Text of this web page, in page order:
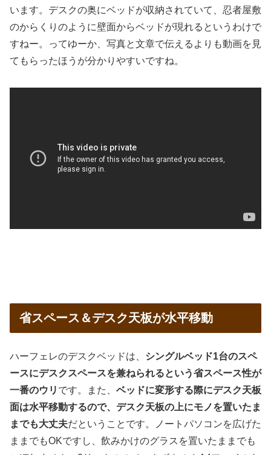
います。デスクの奥にベッドが収納されていて、忍者屋敷
のからくりのように壁面からベッドが現れるというわけで
すねー。ってゆーか、写真と文章で伝えるよりも動画を見
てもらったほうが分かりやすいですね。
省スペース＆デスク天板が水平移動
ハーフェレのデスクベッドは、 シングルベッド1台のスペ
ースにデスクスペースを兼ねられるという省スペース性が
一番のウリ です。また、 ベッドに変形する際にデスク天板
面は水平移動するので、デスク天板の上にモノを置いたま
までも大丈夫だということです。ノートパソコンを広げた
ままでもOKですし、飲みかけのグラスを置いたままでも